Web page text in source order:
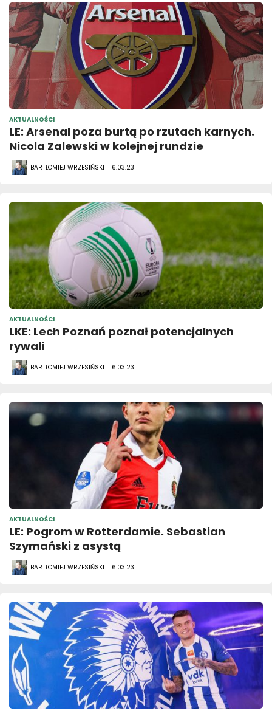
AKTUALNOŚCI
LE: Arsenal poza burtą po rzutach karnych.
Nicola Zalewski w kolejnej rundzie
BARTŁOMIEJ WRZESIŃSKI | 16.03.23
AKTUALNOŚCI
LKE: Lech Poznań poznał potencjalnych
rywali
BARTŁOMIEJ WRZESIŃSKI | 16.03.23
AKTUALNOŚCI
LE: Pogrom w Rotterdamie. Sebastian
Szymański z asystą
BARTŁOMIEJ WRZESIŃSKI | 16.03.23